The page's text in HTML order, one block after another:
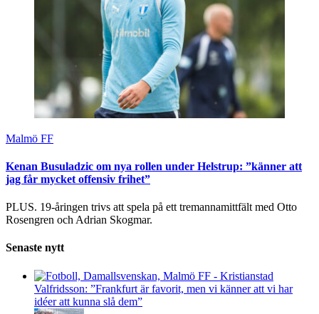
Malmö FF
Kenan Busuladzic om nya rollen under Helstrup: ”känner att
jag får mycket offensiv frihet”
PLUS. 19-åringen trivs att spela på ett tremannamittfält med Otto
Rosengren och Adrian Skogmar.
Senaste nytt
Valfridsson: ”Frankfurt är favorit, men vi känner att vi har
idéer att kunna slå dem”